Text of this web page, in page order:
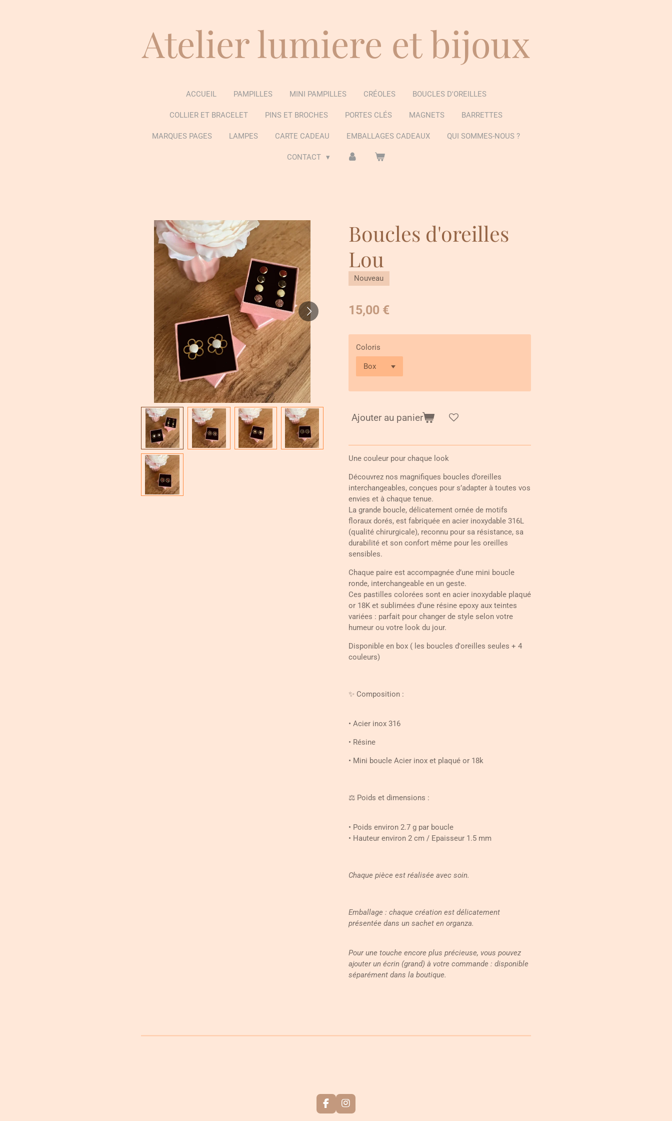
Atelier lumiere et bijoux
ACCUEIL PAMPILLES MINI PAMPILLES CRÉOLES BOUCLES D'OREILLES
COLLIER ET BRACELET PINS ET BROCHES PORTES CLÉS MAGNETS BARRETTES
MARQUES PAGES LAMPES CARTE CADEAU EMBALLAGES CADEAUX QUI SOMMES-NOUS ?
CONTACT
Boucles d'oreilles
Lou
Nouveau
15,00 €
Coloris
Ajouter au panier
Une couleur pour chaque look
Découvrez nos magnifiques boucles d’oreilles
interchangeables, conçues pour s’adapter à toutes vos
envies et à chaque tenue.
La grande boucle, délicatement ornée de motifs
floraux dorés, est fabriquée en acier inoxydable 316L
(qualité chirurgicale), reconnu pour sa résistance, sa
durabilité et son confort même pour les oreilles
sensibles.
Chaque paire est accompagnée d’une mini boucle
ronde, interchangeable en un geste.
Ces pastilles colorées sont en acier inoxydable plaqué
or 18K et sublimées d’une résine epoxy aux teintes
variées : parfait pour changer de style selon votre
humeur ou votre look du jour.
Disponible en box ( les boucles d'oreilles seules + 4
couleurs)
✨ Composition :
• Acier inox 316
• Résine
• Mini boucle Acier inox et plaqué or 18k
⚖️ Poids et dimensions :
• Poids environ 2.7 g par boucle
• Hauteur environ 2 cm / Epaisseur 1.5 mm
Chaque pièce est réalisée avec soin.
Emballage : chaque création est délicatement
présentée dans un sachet en organza.
Pour une touche encore plus précieuse, vous pouvez
ajouter un écrin (grand) à votre commande : disponible
séparément dans la boutique.
F
a
I
n